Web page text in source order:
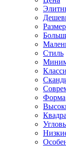
Стиль
Форма